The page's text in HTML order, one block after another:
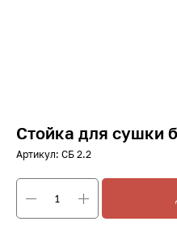
Стойка для сушки
Артикул: СБ 2.2